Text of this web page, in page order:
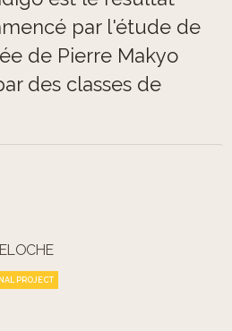
par l'étude de
de Pierre Makyo
des classes de
Saint Jean-
de Teloché dans
de tous les
nous avons eu l'idée
élèves de se rendre
en leur
PROJECT